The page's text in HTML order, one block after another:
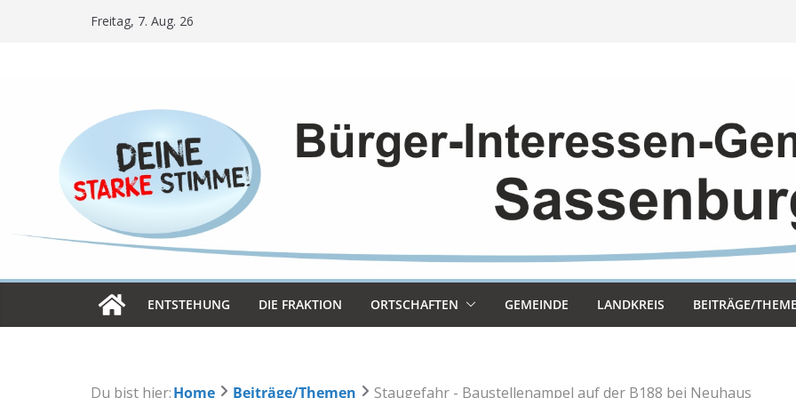
Freitag, 7. Aug. 26
ENT­STE­HUNG DIE FRAK­TION ORT­SCHAF­TEN GEMEINDE LAND­KREIS BEITRÄGE/
Du bist hier:Home Beiträge/Themen Staugefahr - Baustellenampel auf der B188 bei Neuhaus